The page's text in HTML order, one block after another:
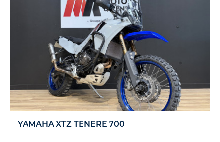
YAMAHA XTZ TENERE 700